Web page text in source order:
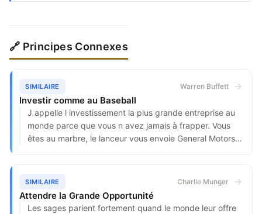
🔗 Principes Connexes
SIMILAIRE Warren Buffett
Investir comme au Baseball
J appelle l investissement la plus grande entreprise au
monde parce que vous n avez jamais à frapper. Vous
êtes au marbre, le lanceur vous envoie General Motors à
SIMILAIRE Charlie Munger
Attendre la Grande Opportunité
Les sages parient fortement quand le monde leur offre